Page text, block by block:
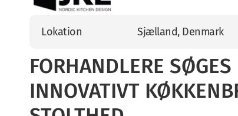
Lokation Sjælland, Denmark
FORHANDLERE
INNOVATIVT